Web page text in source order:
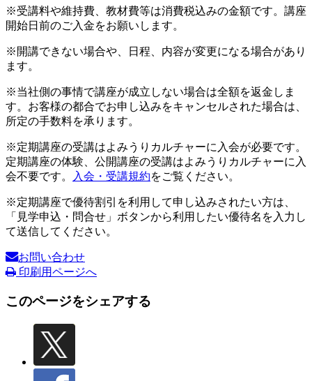
※受講料や維持費、教材費等は消費税込みの金額です。講座
開始日前のご入金をお願いします。
※開講できない場合や、日程、内容が変更になる場合があり
ます。
※当社側の事情で講座が成立しない場合は全額を返金しま
す。お客様の都合でお申し込みをキャンセルされた場合は、
所定の手数料を承ります。
※定期講座の受講はよみうりカルチャーに入会が必要です。
定期講座の体験、公開講座の受講はよみうりカルチャーに入
会不要です。
入会・受講規約をご覧ください。
※定期講座で優待割引を利用して申し込みされたい方は、
「見学申込・問合せ」ボタンから利用したい優待名を入力し
て送信してください。
お問い合わせ
印刷用ページへ
このページをシェアする